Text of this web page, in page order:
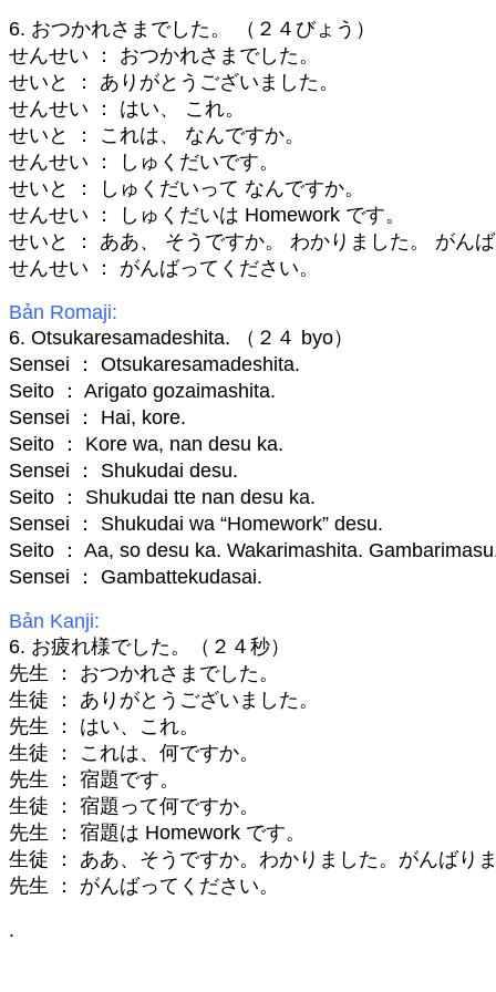
6. おつかれさまでした。 （２４びょう）
せんせい ： おつかれさまでした。
せいと ： ありがとうございました。
せんせい ： はい、 これ。
せいと ： これは、 なんですか。
せんせい ： しゅくだいです。
せいと ： しゅくだいって なんですか。
せんせい ： しゅくだいは Homework です。
せいと ： ああ、 そうですか。 わかりました。 がんば
せんせい ： がんばってください。
Bản Romaji:
6. Otsukaresamadeshita. （２４ byo）
Sensei ： Otsukaresamadeshita.
Seito ： Arigato gozaimashita.
Sensei ： Hai, kore.
Seito ： Kore wa, nan desu ka.
Sensei ： Shukudai desu.
Seito ： Shukudai tte nan desu ka.
Sensei ： Shukudai wa “Homework” desu.
Seito ： Aa, so desu ka. Wakarimashita.
Sensei ： Gambattekudasai.
Bản Kanji:
6. お疲れ様でした。（２４秒）
先生 ： おつかれさまでした。
生徒 ： ありがとうございました。
先生 ： はい、これ。
生徒 ： これは、何ですか。
先生 ： 宿題です。
生徒 ： 宿題って何ですか。
先生 ： 宿題は Homework です。
生徒 ： ああ、そうですか。わかりました。がんばりま
先生 ： がんばってください。
.